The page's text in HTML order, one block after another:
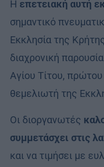
Η επετειακή αυτή
σημαντικό
Εκκλησία της
διαχρονική
Αγίου Τίτου,
θεμελιωτή της
Οι διοργανωτές
συμμετάσχει στις
και να τιμήσει με